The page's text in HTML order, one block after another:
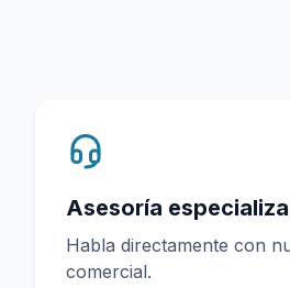
Asesoría
Habla directamente con
comercial.